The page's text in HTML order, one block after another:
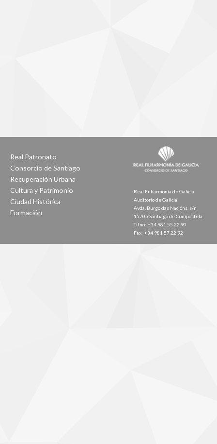
Real Patronato
Consorcio de Santiago
Recuperación Urbana
Cultura y Patrimonio
Ciudad Histórica
Formación
Real Filharmonía de Galicia
Auditorio de Galicia
Avda. Burgo das Nacións, s/n
15705 Santiago de Compostela
Tlfno: +34 981 55 22 90
Fax: +34 981 57 22 92